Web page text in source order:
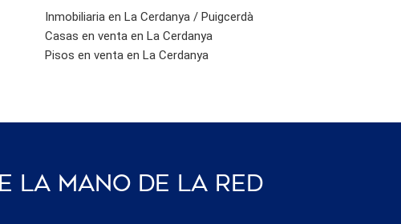
Inmobiliaria en La Cerdanya / Puigcerdà
Casas en venta en La Cerdanya
Pisos en venta en La Cerdanya
Mano De La Red